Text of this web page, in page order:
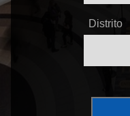
Distrito